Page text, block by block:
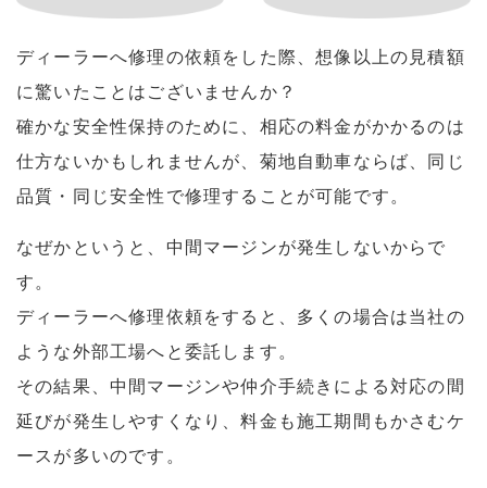
ディーラーへ修理の依頼をした際、想像以上の見積額
に驚いたことはございませんか？
確かな安全性保持のために、相応の料金がかかるのは
仕方ないかもしれませんが、菊地自動車ならば、同じ
品質・同じ安全性で修理することが可能です。
なぜかというと、中間マージンが発生しないからで
す。
ディーラーへ修理依頼をすると、多くの場合は当社の
ような外部工場へと委託します。
その結果、中間マージンや仲介手続きによる対応の間
延びが発生しやすくなり、料金も施工期間もかさむケ
ースが多いのです。